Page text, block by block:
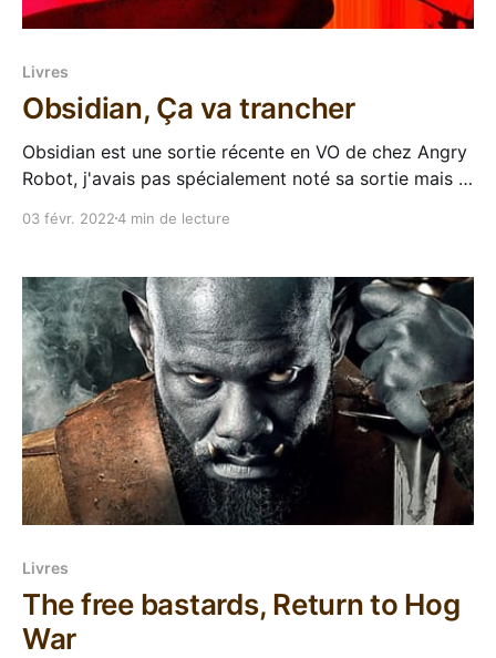
Livres
Obsidian, Ça va trancher
Obsidian est une sortie récente en VO de chez Angry
Robot, j'avais pas spécialement noté sa sortie mais le
NetGalley et j'ai pu recevoir un exemplaire numérique
03 févr. 20224 min de lecture
Livres
The free bastards, Return to Hog
War